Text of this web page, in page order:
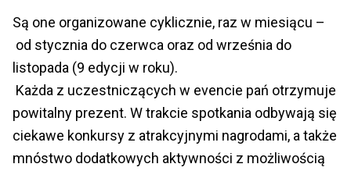
Są one organizowane cyklicznie, raz w miesiącu –
od stycznia do czerwca oraz od września do
listopada (9 edycji w roku).
Każda z uczestniczących w evencie pań otrzymuje
powitalny prezent. W trakcie spotkania odbywają się
ciekawe konkursy z atrakcyjnymi nagrodami, a także
mnóstwo dodatkowych aktywności z możliwością